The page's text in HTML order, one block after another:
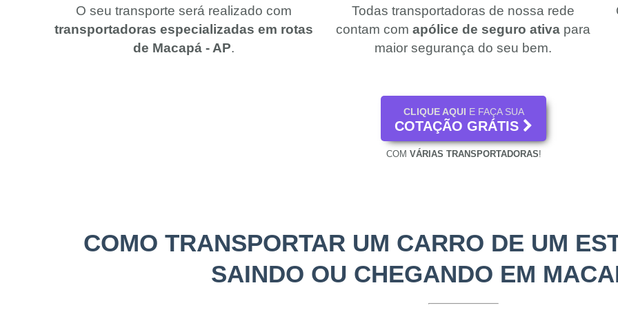
O seu transporte será realizado com
transportadoras especializadas em rotas
de Macapá - AP.
Todas transportadoras de nossa rede
contam comapólice de seguro ativa para
maior segurança do seu bem.
CLIQUE AQUI E FAÇA SUA
COTAÇÃO GRÁTIS
COM VÁRIAS TRANSPORTADORAS!
COMO TRANSPORTAR UM CARRO DE UM
SAINDO OU CHEGANDO EM